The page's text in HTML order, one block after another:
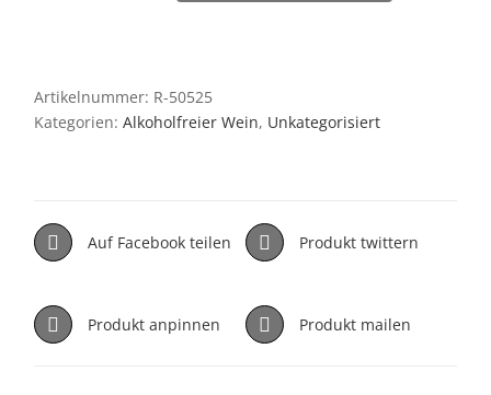
Artikelnummer: R-50525
Kategorien:Alkoholfreier Wein, Unkategorisiert
Auf Facebook teilen Produkt twittern
Produkt anpinnen Produkt mailen